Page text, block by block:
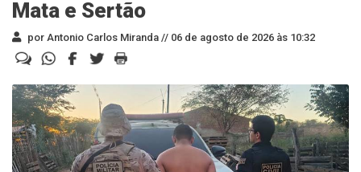
Mata e Sertão
por Antonio Carlos Miranda // 06 de agosto de 2026 às 10:32